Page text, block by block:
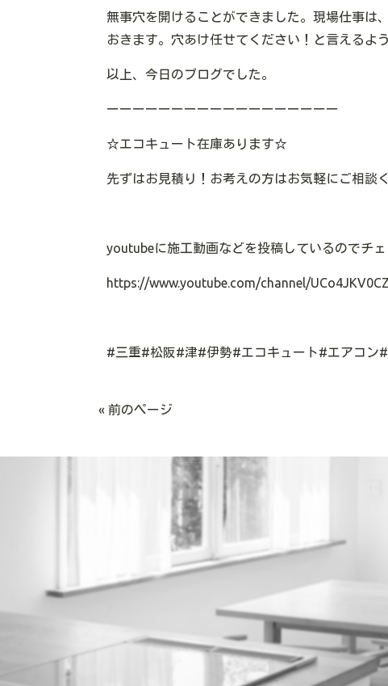
無事穴を開けることができました。現場仕事は
おきます。穴あけ任せてください！と言えるよ
以上、今日のブログでした。
ーーーーーーーーーーーーーーーーーー
☆エコキュート在庫あります☆
先ずはお見積り！お考えの方はお気軽にご相談
youtubeに施工動画などを投稿しているのでチ
https://www.youtube.com/channel/
#三重#松阪#津#伊勢#エコキュート#エアコン#
« 前のページ